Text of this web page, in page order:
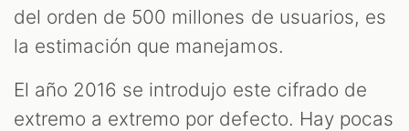
del orden de 500 millones de usuarios, es
la estimación que manejamos.
El año 2016 se introdujo este cifrado de
extremo a extremo por defecto. Hay pocas